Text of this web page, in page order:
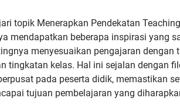
topik Menerapkan Pendekatan
mendapatkan beberapa inspirasi yang
menyesuaikan pengajaran dengan
tingkatan kelas. Hal ini sejalan dengan
pada peserta didik, memastikan
tujuan pembelajaran yang